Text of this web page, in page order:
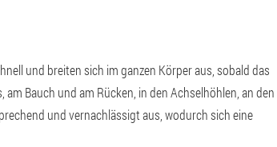
und breiten sich im ganzen Körper aus, sobald das
Bauch und am Rücken, in den Achselhöhlen, an den
und vernachlässigt aus, wodurch sich eine